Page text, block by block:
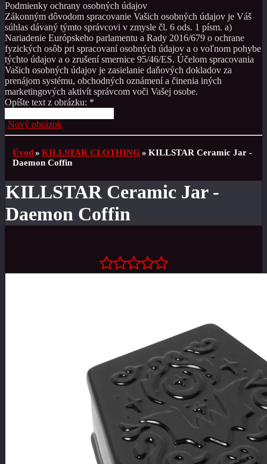
Podmienky ochrany osobných údajov
Zákonným dôvodom spracovanie Vašich osobných údajov je Váš
súhlas dávaný týmto správcovi v zmysle čl. 6 ods. 1 písm. a)
Nariadenie Európskeho parlamentu a Rady 2016/679 o ochrane
fyzických osôb pri spracovaní osobných údajov a o voľnom pohybe
týchto údajov a o zrušení smernice 95/46/ES. Účelom spracovania
Vašich osobných údajov je zasielanie daňových dokladov za
prenájom systému, obchodných oznámení a činenia iných
marketingových aktivít správcom voči Vašej osobe.
Opíšte text z obrázku: *
Nový obrázok
Úvod» KILLSTAR CLOTHING» KILLSTAR Ceramic Jar -
Daemon Coffin
KILLSTAR Ceramic Jar -
Daemon Coffin